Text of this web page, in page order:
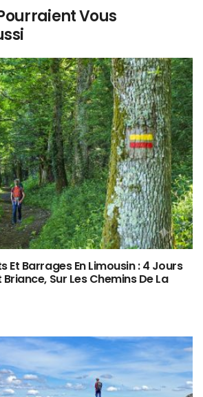
Vous
Et Barrages En Limousin : 4 Jours
Sur Les Chemins De La